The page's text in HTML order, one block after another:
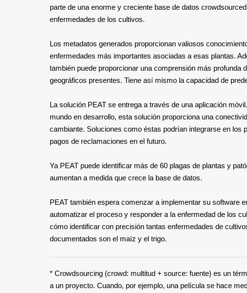
parte de una enorme y creciente base de datos
enfermedades de los cultivos.
Los metadatos generados proporcionan valiosos
enfermedades más importantes asociadas a esas plantas.
también puede proporcionar una comprensión más
geográficos presentes. Tiene así mismo la capacidad de
La solución PEAT se entrega a través de una aplicación
mundo en desarrollo, esta solución proporciona una
cambiante. Soluciones como éstas podrían integrarse en
pagos de reclamaciones en el futuro.
Ya PEAT puede identificar más de 60 plagas de plantas y
aumentan a medida que crece la base de datos.
PEAT también espera comenzar a implementar su software
automatizar el proceso y responder a la enfermedad de los
cómo identificar con precisión tantas enfermedades de
documentados son el maíz y el trigo.
* Crowdsourcing (crowd: multitud + source: fuente) es un
a un proyecto. Cuando, por ejemplo, una película se hace